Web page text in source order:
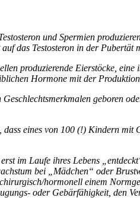
und Spermien
das Testosteron in der
produzierende Eierstöcke,
Hormone mit der
geboren
eines von 100 (!) Kindern
im Laufe ihres Lebens
bei „Mädchen“ oder
hormonell einem
oder Gebärfähigkeit, den